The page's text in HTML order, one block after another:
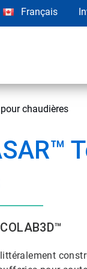
Français
chaudières